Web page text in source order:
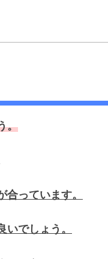
。
合っています。
いでしょう。